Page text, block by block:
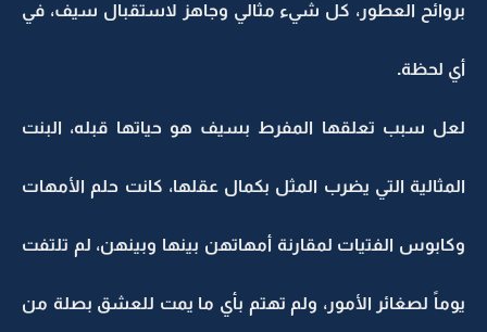
بروائح العطور، كل شيء مثالي وجاهز لاستقبال سيف، في
أي لحظة.
لعل سبب تعلقها المفرط بسيف هو حياتها قبله، البنت
المثالية التي يضرب المثل بكمال عقلها، كانت حلم الأمهات
وكابوس الفتيات لمقارنة أمهاتهن بينها وبينهن، لم تلتفت
يوماً لصغائر الأمور، ولم تهتم بأي ما يمت للعشق بصلة من